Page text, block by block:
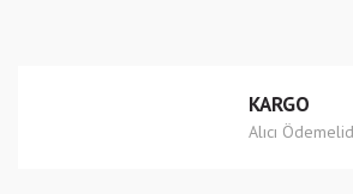
Ürün açıklamasında eksik bilgiler
KARGO
Alıcı